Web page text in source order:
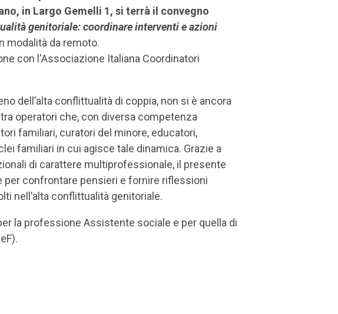
in Largo Gemelli 1, si terrà il convegno
genitoriale: coordinare interventi e azioni
modalità da remoto.
con l'Associazione Italiana Coordinatori
dell’alta conflittualità di coppia, non si è ancora
operatori che, con diversa competenza
familiari, curatori del minore, educatori,
familiari in cui agisce tale dinamica. Grazie a
di carattere multiprofessionale, il presente
confrontare pensieri e fornire riflessioni
nell’alta conflittualità genitoriale.
la professione Assistente sociale e per quella di